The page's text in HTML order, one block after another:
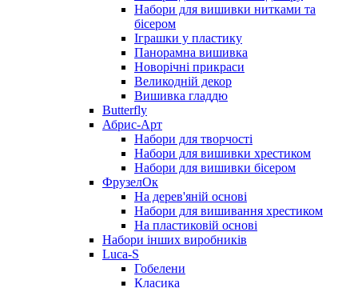
Набори для вишивки нитками та
бісером
Іграшки у пластику
Панорамна вишивка
Новорічні прикраси
Великодній декор
Вишивка гладдю
Butterfly
Абрис-Арт
Набори для творчості
Набори для вишивки хрестиком
Набори для вишивки бісером
ФрузелОк
На дерев'яній основі
Набори для вишивання хрестиком
На пластиковій основі
Набори інших виробників
Luca-S
Гобелени
Класика